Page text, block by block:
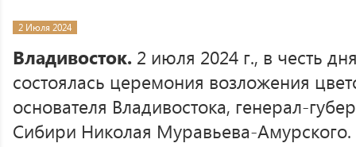
2 Июля 2024
Владивосток. 2 июля 2024 г., в честь
состоялась церемония возложения
основателя Владивостока, генерал-
Сибири Николая Муравьева-Амурского.